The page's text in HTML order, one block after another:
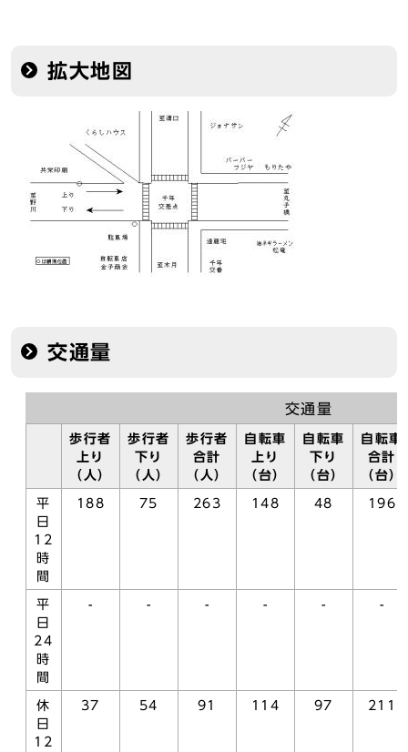
拡大地図
交通量
交通量
歩行者
上り
（人）
歩行者
下り
（人）
歩行者
合計
（人）
自転車
上り
（台）
自転車
下り
（台）
自転車
合計
（台）
平
日
12
時
間
188 75 263 148 48 196
平
日
24
時
間
- - - - - -
休
日
12
37 54 91 114 97 211